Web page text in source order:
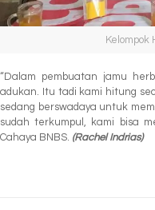
Kelompok
“Dalam pembuatan jamu
adukan. Itu tadi kami hitung
sedang berswadaya untuk
sudah terkumpul, kami bisa
Cahaya BNBS. (Rachel Indrias)